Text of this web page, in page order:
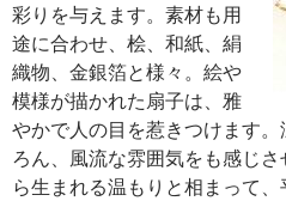
彩りを与えます。素材も用
途に合わせ、桧、和紙、絹
織物、金銀箔と様々。絵や
模様が描かれた扇子は、雅
やかで人の目を惹きつけます
ろん、風流な雰囲気をも感じ
ら生まれる温もりと相まって